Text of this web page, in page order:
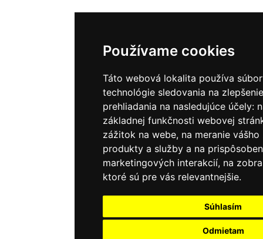
Používame cookies
Táto webová lokalita používa
technológie sledovania na
prehliadania na nasledujúce účely:
základnej funkčnosti webovej
zážitok na webe, na meranie
produkty a služby a na
marketingových interakcií, na
ktoré sú pre vás relevantnejšie.
Súhlasím
Odmietam